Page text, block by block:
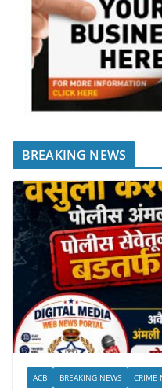
BREAKING NEWS
ACB BREAKING NEWS CRIME